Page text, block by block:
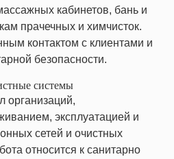
кабинетов, бань и
прачечных и химчисток.
контактом с клиентами и
безопасности.
системы
организаций,
эксплуатацией и
сетей и очистных
относится к санитарно